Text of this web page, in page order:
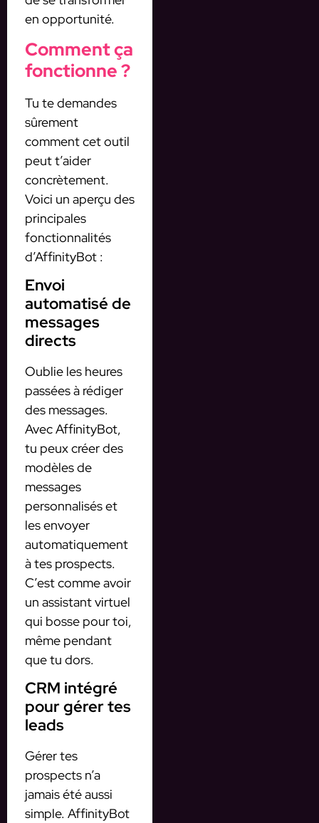
en opportunité.
Comment ça
fonctionne ?
Tu te demandes
sûrement
comment cet outil
peut t’aider
concrètement.
Voici un aperçu des
principales
fonctionnalités
d’AffinityBot :
Envoi
automatisé de
messages
directs
Oublie les heures
passées à rédiger
des messages.
Avec AffinityBot,
tu peux créer des
modèles de
messages
personnalisés et
les envoyer
automatiquement
à tes prospects.
C’est comme avoir
un assistant virtuel
qui bosse pour toi,
même pendant
que tu dors.
CRM intégré
pour gérer tes
leads
Gérer tes
prospects n’a
jamais été aussi
simple. AffinityBot